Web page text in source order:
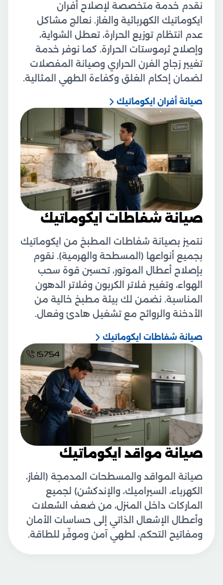
نقدم خدمة متخصصة لإصلاح أفران
ايكوماتيك الكهربائية والغاز. نعالج مشاكل
عدم انتظام توزيع الحرارة، تعطل الشواية،
وإصلاح ثرموستات الحرارة. كما نوفر خدمة
تغيير زجاج الفرن الحراري وصيانة المفصلات
لضمان إحكام الغلق وكفاءة الطهي المثالية.
صيانة أفران ايكوماتيك
صيانة شفاطات ايكوماتيك
نتميز بصيانة شفاطات المطبخ من ايكوماتيك
بجميع أنواعها (المسطحة والهرمية). نقوم
بإصلاح أعطال الموتور، تحسين قوة سحب
الهواء، وتغيير فلاتر الكربون وفلاتر الدهون
المناسبة. نضمن لك بيئة مطبخ خالية من
الأدخنة والروائح مع تشغيل هادئ وفعال.
صيانة شفاطات ايكوماتيك
صيانة مواقد ايكوماتيك
صيانة المواقد والمسطحات المدمجة (الغاز،
الكهرباء، السيراميك، والإندكشن) لجميع
الماركات داخل المنزل، من ضعف الشعلات
وأعطال الإشعال الذاتي إلى حساسات الأمان
ومفاتيح التحكم، لطهي آمن وموفّر للطاقة.